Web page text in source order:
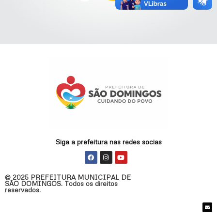
Siga a prefeitura nas redes socias
F
a
c
b
o
I
n
s
a
g
Y
o
u
u
© 2025 PREFEITURA MUNICIPAL DE
SÃO DOMINGOS. Todos os direitos
reservados.
E
n
v